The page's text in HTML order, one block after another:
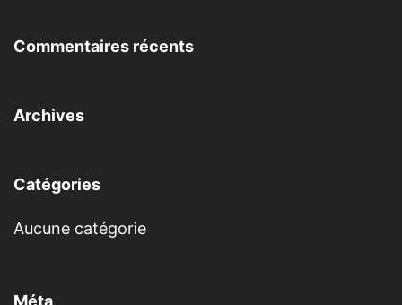
Commentaires récents
Archives
Catégories
Aucune catégorie